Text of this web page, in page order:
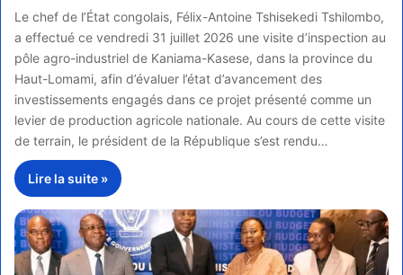
Le chef de l’État congolais, Félix-Antoine Tshisekedi Tshilombo,
a effectué ce vendredi 31 juillet 2026 une visite d’inspection au
pôle agro-industriel de Kaniama-Kasese, dans la province du
Haut-Lomami, afin d’évaluer l’état d’avancement des
investissements engagés dans ce projet présenté comme un
levier de production agricole nationale. Au cours de cette visite
de terrain, le président de la République s’est rendu…
Lire la suite »